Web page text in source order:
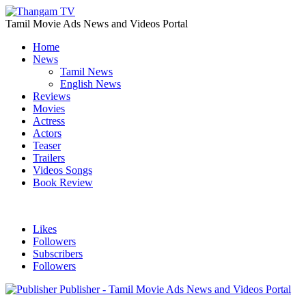
Tamil Movie Ads News and Videos Portal
Home
News
Tamil News
English News
Reviews
Movies
Actress
Actors
Teaser
Trailers
Videos Songs
Book Review
Likes
Followers
Subscribers
Followers
Publisher - Tamil Movie Ads News and Videos Portal